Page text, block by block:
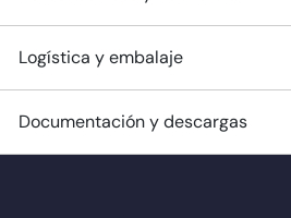
Logística y embalaje
Documentación y descargas